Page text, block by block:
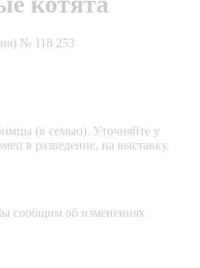
№ 118 253
(в семью). Уточняйте у
в разведение, на выставку.
сообщим об изменениях